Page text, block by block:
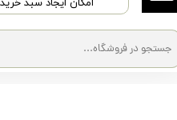
امکان ایجاد سبد
خروج از حساب کاربری